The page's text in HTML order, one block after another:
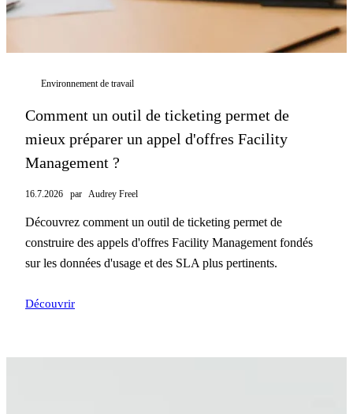
Environnement de travail
Comment un outil de ticketing permet de
mieux préparer un appel d'offres Facility
Management ?
16.7.2026 par Audrey Freel
Découvrez comment un outil de ticketing permet de
construire des appels d'offres Facility Management fondés
sur les données d'usage et des SLA plus pertinents.
Découvrir